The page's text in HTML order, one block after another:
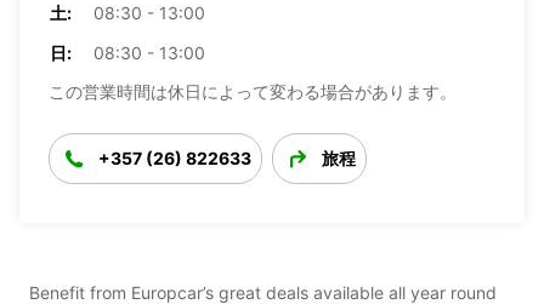
土:
08:30 - 13:00
日:
08:30 - 13:00
この営業時間は休日によって変わる場合があります。
+357 (26) 822633 旅程
Benefit from Europcar’s great deals available all year round